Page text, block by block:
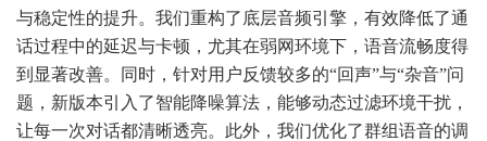
与稳定性的提升。我们重构了底层音频引擎，有效降低了通
话过程中的延迟与卡顿，尤其在弱网环境下，语音流畅度得
到显著改善。同时，针对用户反馈较多的“回声”与“杂音”问
题，新版本引入了智能降噪算法，能够动态过滤环境干扰，
让每一次对话都清晰透亮。此外，我们优化了群组语音的调